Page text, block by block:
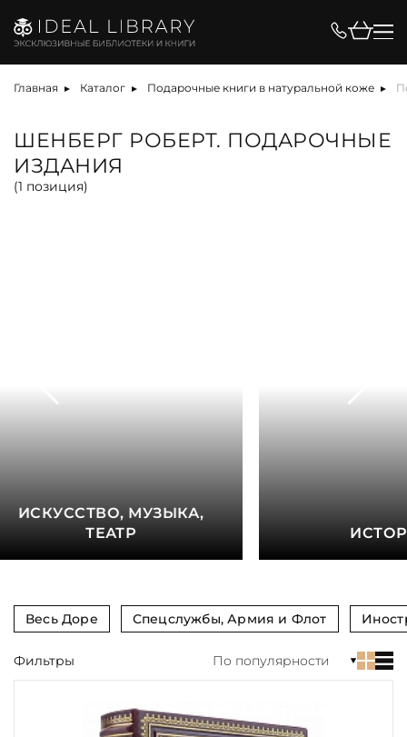
Главная Каталог Подарочные книги в натуральной коже
ШЕНБЕРГ РОБЕРТ. ПОДАРОЧНЫЕ
ИЗДАНИЯ
(1 позиция)
ИСКУССТВО, МУЗЫКА,
ТЕАТР
Весь Доре Спецслужбы, Армия и Флот
Цена, ₽
Вид
Язык
Обрез
Тиснение
Фильтры По популярности